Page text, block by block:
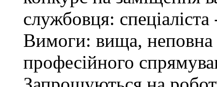
службовця: спеціаліста
Вимоги: вища, неповна
професійного